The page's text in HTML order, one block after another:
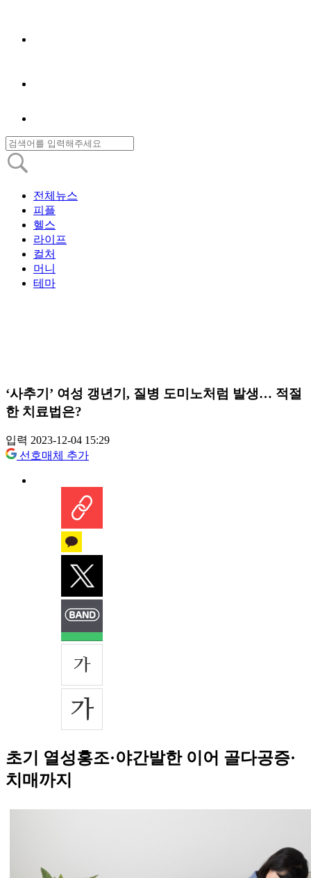
전체뉴스
피플
헬스
라이프
컬처
머니
테마
‘사추기’ 여성 갱년기, 질병 도미노처럼 발생… 적절
한 치료법은?
입력 2023-12-04 15:29
선호매체 추가
초기 열성홍조·야간발한 이어 골다공증·
치매까지